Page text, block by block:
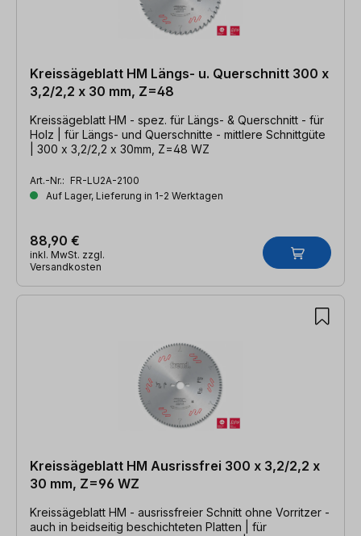
Kreissägeblatt HM Längs- u. Querschnitt 300 x
3,2/2,2 x 30 mm, Z=48
Kreissägeblatt HM - spez. für Längs- & Querschnitt - für
Holz | für Längs- und Querschnitte - mittlere Schnittgüte
| 300 x 3,2/2,2 x 30mm, Z=48 WZ
Art.-Nr.: FR-LU2A-2100
Auf Lager, Lieferung in 1-2 Werktagen
88,90 €
inkl. MwSt. zzgl.
Versandkosten
Kreissägeblatt HM Ausrissfrei 300 x 3,2/2,2 x
30 mm, Z=96 WZ
Kreissägeblatt HM - ausrissfreier Schnitt ohne Vorritzer -
auch in beidseitig beschichteten Platten | für